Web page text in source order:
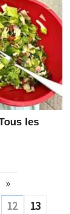
les
12
13
»